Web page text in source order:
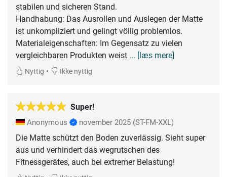
stabilen und sicheren Stand.
​Handhabung: Das Ausrollen und Auslegen der Matte
ist unkompliziert und gelingt völlig problemlos.
​Materialeigenschaften: Im Gegensatz zu vielen
vergleichbaren Produkten weist ... [læs mere]
Nyttig • Ikke nyttig
Super!
Anonymous november 2025 (ST-FM-XXL)
Die Matte schützt den Boden zuverlässig. Sieht super
aus und verhindert das wegrutschen des
Fitnessgerätes, auch bei extremer Belastung!